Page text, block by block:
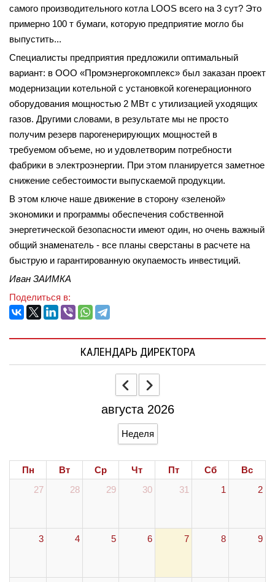
самого производительного котла LOOS всего на 3 сут? Это
примерно 100 т бумаги, которую предприятие могло бы
выпустить...
Специалисты предприятия предложили оптимальный
вариант: в ООО «Промэнергокомплекс» был заказан проект
модернизации котельной с установкой когенерационного
оборудования мощностью 2 МВт с утилизацией уходящих
газов. Другими словами, в результате мы не просто
получим резерв парогенерирующих мощностей в
требуемом объеме, но и удовлетворим потребности
фабрики в электроэнергии. При этом планируется заметное
снижение себестоимости выпускаемой продукции.
В этом ключе наше движение в сторону «зеленой»
экономики и программы обеспечения собственной
энергетической безопасности имеют один, но очень важный
общий знаменатель - все планы сверстаны в расчете на
быструю и гарантированную окупаемость инвестиций.
Иван ЗАИМКА
Поделиться в:
КАЛЕНДАРЬ ДИРЕКТОРА
августа 2026
Неделя
Пн Вт Ср Чт Пт Сб
Вс
27
28 29 30 31 1 2
3 4 5 6 7 8 9